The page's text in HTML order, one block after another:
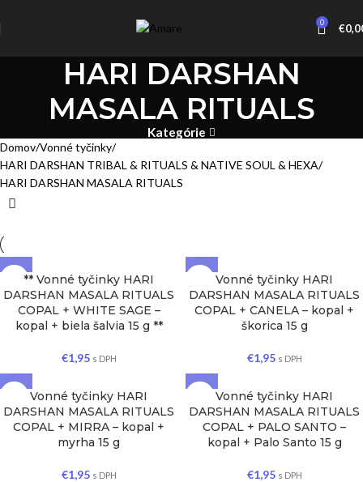
0 €
HARI DARSHAN
MASALA RITUALS
Kategórie
Domov Vonné tyčinky
HARI DARSHAN TRIBAL & RITUALS & NATIVE SOUL & HEXA
HARI DARSHAN MASALA RITUALS
** Vonné tyčinky HARI
DARSHAN MASALA RITUALS
COPAL + WHITE SAGE –
kopal + biela šalvia 15 g **
€1,95 s DPH
Vonné tyčinky HARI
DARSHAN MASALA RITUALS
COPAL + CANELA – kopal +
škorica 15 g
€1,95 s DPH
Vonné tyčinky HARI
DARSHAN MASALA RITUALS
COPAL + MIRRA – kopal +
myrha 15 g
€1,95 s DPH
Vonné tyčinky HARI
DARSHAN MASALA RITUALS
COPAL + PALO SANTO –
kopal + Palo Santo 15 g
€1,95 s DPH